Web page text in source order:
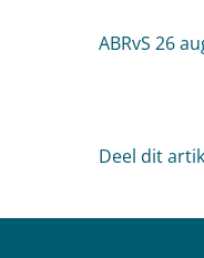
ABRvS 26
Deel dit